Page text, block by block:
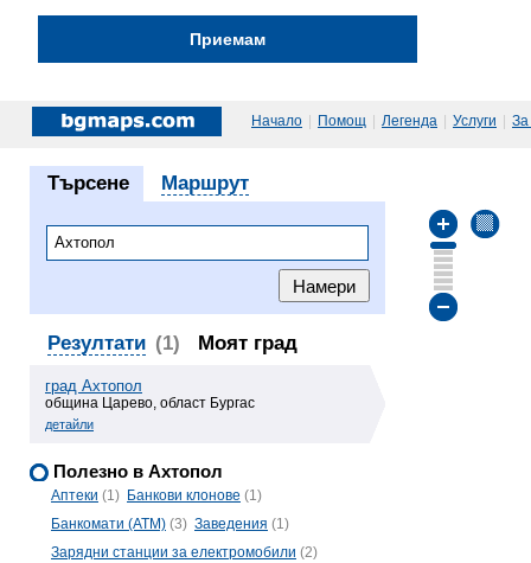
Приемам
Начало | Помощ | Легенда | Услуги | За
Търсене Маршрут
Резултати (1) Моят град
град Ахтопол
община Царево, област Бургас
детайли
Полезно в Ахтопол
Аптеки (1) Банкови клонове (1)
Банкомати (ATM) (3) Заведения (1)
Зарядни станции за електромобили (2)